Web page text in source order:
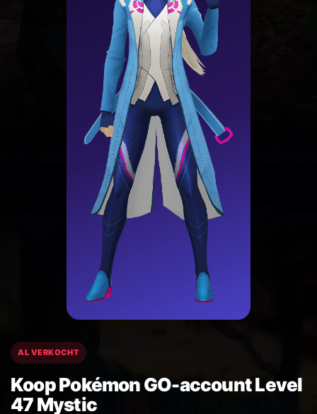
AL VERKOCHT
Koop Pokémon GO-account Level
47 Mystic